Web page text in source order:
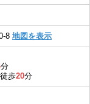
8 地図を表示
分
徒歩20分